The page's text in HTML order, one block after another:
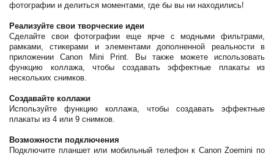
фотографии и делиться моментами, где бы вы ни находились!
Реализуйте свои творческие идеи
Сделайте свои фотографии еще ярче с модными фильтрами,
рамками, стикерами и элементами дополненной реальности в
приложении Canon Mini Print. Вы также можете использовать
функцию коллажа, чтобы создавать эффектные плакаты из
нескольких снимков.
Создавайте коллажи
Используйте функцию коллажа, чтобы создавать эффектные
плакаты из 4 или 9 снимков.
Возможности подключения
Подключите планшет или мобильный телефон к Canon Zoemini по